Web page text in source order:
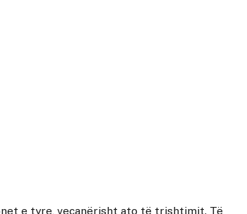
e tyre, veçanërisht ato të trishtimit. Të